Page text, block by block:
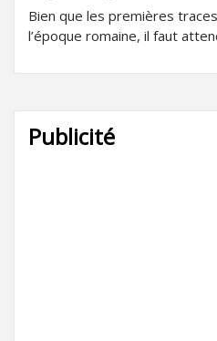
Bien que les premières
l’époque romaine, il faut
Publicité